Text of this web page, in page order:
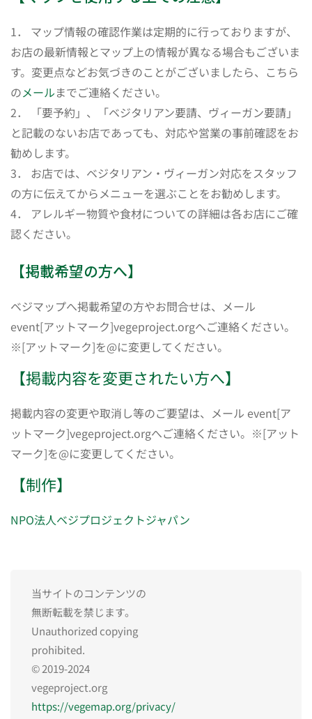
1． マップ情報の確認作業は定期的に行っておりますが、
お店の最新情報とマップ上の情報が異なる場合もございま
す。変更点などお気づきのことがございましたら、こちら
のメールまでご連絡ください。
2． 「要予約」、「ベジタリアン要請、ヴィーガン要請」
と記載のないお店であっても、対応や営業の事前確認をお
勧めします。
3． お店では、ベジタリアン・ヴィーガン対応をスタッフ
の方に伝えてからメニューを選ぶことをお勧めします。
4． アレルギー物質や食材についての詳細は各お店にご確
認ください。
【掲載希望の方へ】
ベジマップへ掲載希望の方やお問合せは、メール
event[アットマーク]vegeproject.orgへご連絡ください。
※[アットマーク]を@に変更してください。
【掲載内容を変更されたい方へ】
掲載内容の変更や取消し等のご要望は、メール event[ア
ットマーク]vegeproject.orgへご連絡ください。※[アット
マーク]を@に変更してください。
【制作】
NPO法人ベジプロジェクトジャパン
当サイトのコンテンツの
無断転載を禁じます。
Unauthorized copying
prohibited.
© 2019-2024
vegeproject.org
https://vegemap.org/privacy/